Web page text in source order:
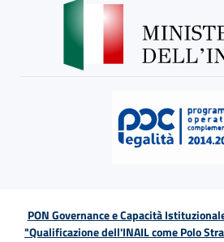
PON Governance e Capacità
"Qualificazione dell'INAIL come Polo